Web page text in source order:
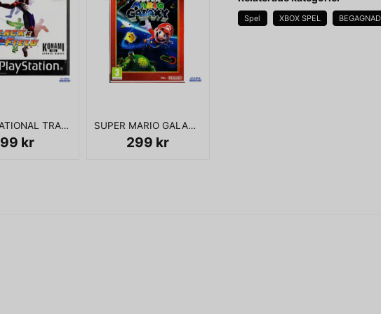
INTERNATIONAL TRACK & FIELD PS1
99 kr
SUPER MARIO GALAXY WII
299 kr
Spel XBOX SPEL BEGAGNAD